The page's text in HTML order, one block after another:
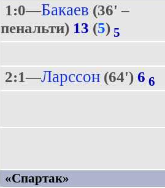
1:0—Бакаев (36' –
пенальти) 13 (5) 5
2:1—Ларссон(64') 6 6
«Спартак»